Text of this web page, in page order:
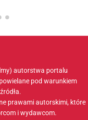
autorstwa portalu
pod warunkiem
prawami autorskimi, które
i wydawcom.